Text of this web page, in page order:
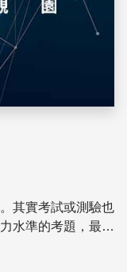
其實考試或測驗也
水準的考題，最能